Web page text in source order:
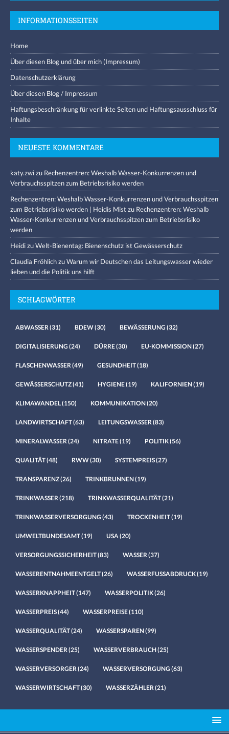
INFORMATIONSSEITEN
Home
Über diesen Blog und über mich (Impressum)
Datenschutzerklärung
Über diesen Blog / Impressum
Haftungsbeschränkung für verlinkte Seiten und Haftungsausschluss für
Inhalte
NEUESTE KOMMENTARE
katy.zwizu Rechenzentren: Weshalb Wasser-Konkurrenzen und
Verbrauchsspitzen zum Betriebsrisiko werden
Rechenzentren: Weshalb Wasser-Konkurrenzen und Verbrauchsspitzen
zum Betriebsrisiko werden | Heidis Mistzu Rechenzentren: Weshalb
Wasser-Konkurrenzen und Verbrauchsspitzen zum Betriebsrisiko
werden
HeidizuWelt-Bienentag: Bienenschutz ist Gewässerschutz
Claudia FröhlichzuWarum wir Deutschen das Leitungswasser wieder
lieben und die Politik uns hilft
SCHLAGWÖRTER
ABWASSER (31) BDEW(30) BEWÄSSERUNG (32)
DIGITALISIERUNG (24) DÜRRE(30) EU-KOMMISSION(27)
FLASCHENWASSER (49) GESUNDHEIT(18)
GEWÄSSERSCHUTZ(41) HYGIENE(19) KALIFORNIEN(19)
KLIMAWANDEL(150) KOMMUNIKATION(20)
LANDWIRTSCHAFT(63) LEITUNGSWASSER (83)
MINERALWASSER (24) NITRATE(19) POLITIK(56)
QUALITÄT(48) RWW(30) SYSTEMPREIS(27)
TRANSPARENZ(26) TRINKBRUNNEN(19)
TRINKWASSER (218) TRINKWASSERQUALITÄT(21)
TRINKWASSERVERSORGUNG (43) TROCKENHEIT(19)
UMWELTBUNDESAMT(19) USA (20)
VERSORGUNGSSICHERHEIT(83) WASSER (37)
WASSERENTNAHMEENTGELT(26) WASSERFUSSABDRUCK(19)
WASSERKNAPPHEIT(147) WASSERPOLITIK(26)
WASSERPREIS(44) WASSERPREISE(110)
WASSERQUALITÄT(24) WASSERSPAREN(99)
WASSERSPENDER (25) WASSERVERBRAUCH(25)
WASSERVERSORGER (24) WASSERVERSORGUNG (63)
WASSERWIRTSCHAFT(30) WASSERZÄHLER (21)